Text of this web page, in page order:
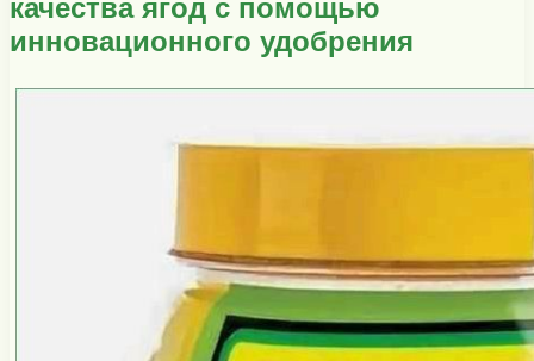
качества ягод с помощью
инновационного удобрения